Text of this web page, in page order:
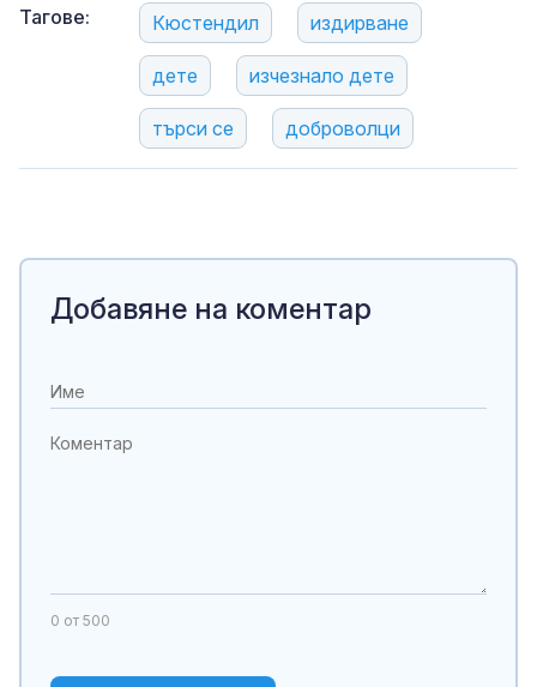
Тагове: Кюстендил издирване
дете изчезнало дете
търси се доброволци
Добавяне на коментар
0 от 500